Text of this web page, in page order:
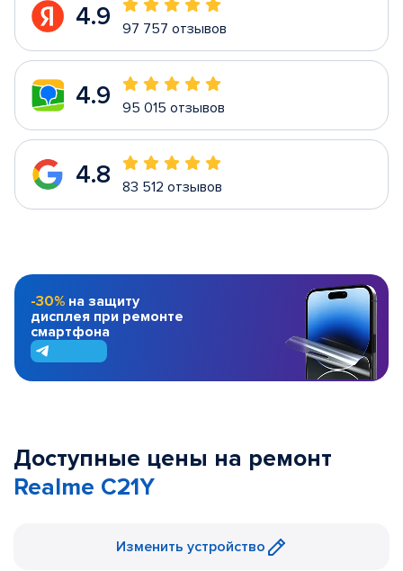
4.9 97 757 отзывов
4.9 95 015 отзывов
4.8 83 512 отзывов
-30% на защиту
дисплея при ремонте
смартфона
Доступные цены на ремонт
Realme C21Y
Изменить устройство